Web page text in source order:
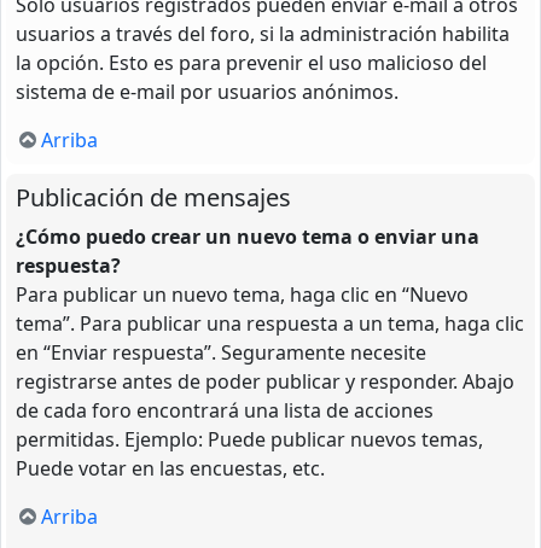
usuarios a través del foro, si la administración habilita
la opción. Esto es para prevenir el uso malicioso del
sistema de e-mail por usuarios anónimos.
Arriba
Publicación de mensajes
¿Cómo puedo crear un nuevo tema o enviar una
respuesta?
Para publicar un nuevo tema, haga clic en “Nuevo
tema”. Para publicar una respuesta a un tema, haga clic
en “Enviar respuesta”. Seguramente necesite
registrarse antes de poder publicar y responder. Abajo
de cada foro encontrará una lista de acciones
permitidas. Ejemplo: Puede publicar nuevos temas,
Puede votar en las encuestas, etc.
Arriba